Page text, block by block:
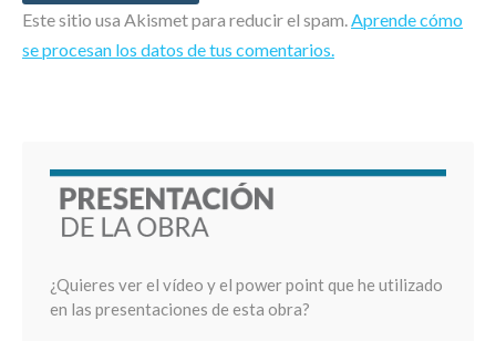
Este sitio usa Akismet para reducir el spam.Aprende cómo
se procesan los datos de tus comentarios.
¿Quieres ver el vídeo y el power point que he utilizado
en las presentaciones de esta obra?